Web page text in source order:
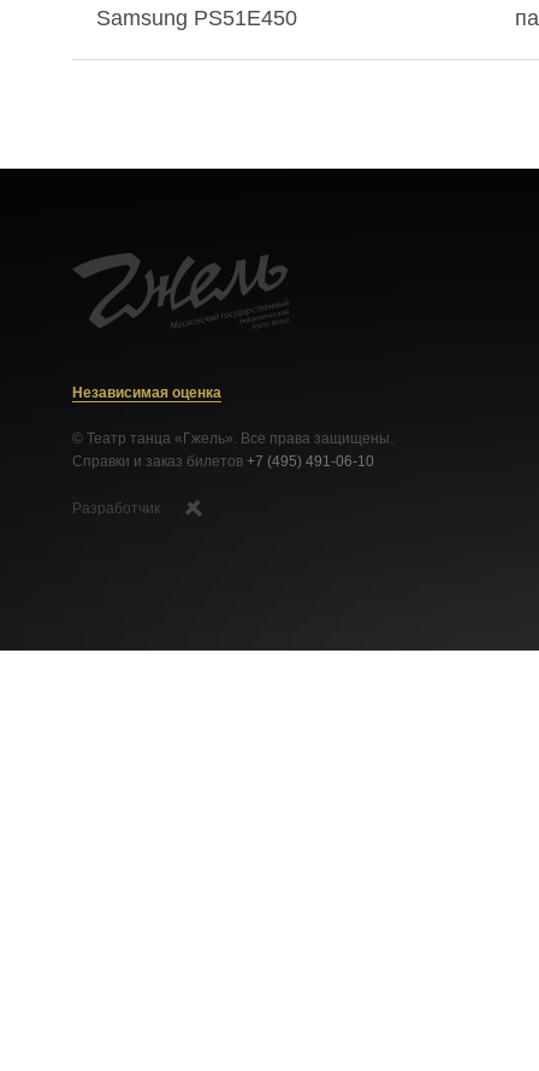
Samsung PS51E450
Независимая оценка
© Театр танца «Гжель». Все права защищены.
Справки и заказ билетов +7 (495) 491-06-10
Разработчик